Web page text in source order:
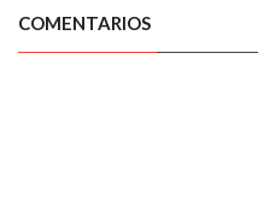
COMENTARIOS